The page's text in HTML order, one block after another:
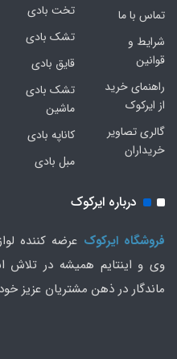
تماس با ما
شرایط و
قوانین
راهنمای خرید
از ایرکوک
گالری تصاویر
خریداران
تخت بادی
تشک بادی
قایق بادی
تشک بادی
ماشین
کاناپه بادی
مبل بادی
درباره ایرکوک
فروشگاه ایرکوک عرضه کننده
وی و اینتایم همیشه در تلاش
ماندگار در ذهن مشتریان عزیز